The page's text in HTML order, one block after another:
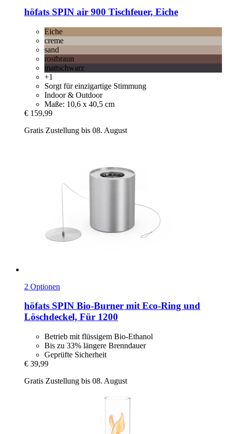
höfats SPIN air 900 Tischfeuer, Eiche
Eiche
creme
sand
rostbraun
mattschwarz
+1
Sorgt für einzigartige Stimmung
Indoor & Outdoor
Maße: 10,6 x 40,5 cm
€ 159,99
Gratis Zustellung bis 08. August
2 Optionen
höfats SPIN Bio-​Burner mit Eco-​Ring und
Löschdeckel, Für 1200
Betrieb mit flüssigem Bio-Ethanol
Bis zu 33% längere Brenndauer
Geprüfte Sicherheit
€ 39,99
Gratis Zustellung bis 08. August